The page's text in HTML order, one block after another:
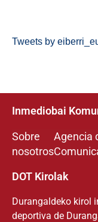
Tweets by
Inmediobai
Sobre
nosotros
Agencia
DOT Kirolak
Durangaldeko kirol
deportiva de